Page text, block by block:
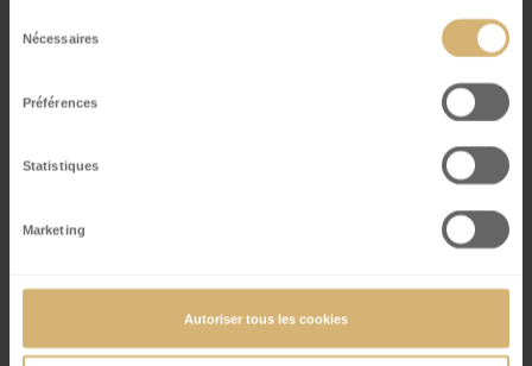
du
Nécessaires
Préférences
Statistiques
Marketing
Autoriser tous les cookies
Indirizzo e-mail